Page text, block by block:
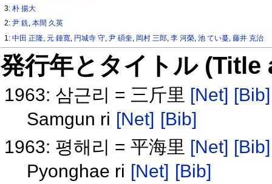
3:朴 揚大
2:尹 銑,本間 久英
1:中田 正隆 ,元 鍾寬 円城寺 守 ,尹 碩奎 岡村 三郎 ,李 河榮 ,池 てい蔓 ,藤井 克治
発行年とタイトル
1963: 삼근리 = 三斤里 [Net] [Bib]
Samgun ri [Net] [Bib]
1963: 평해리 = 平海里 [Net] [Bib]
Pyonghae ri [Net] [Bib]